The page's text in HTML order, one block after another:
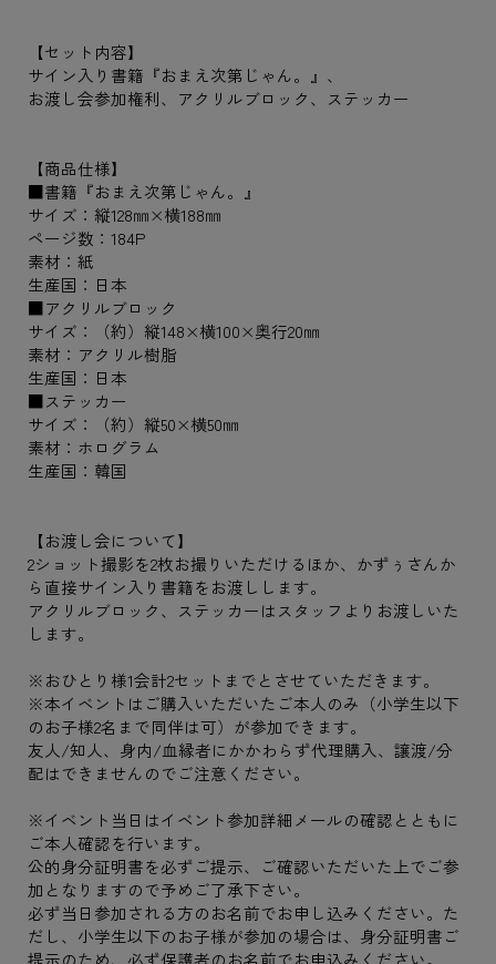
【セット内容】
サイン入り書籍『おまえ次第じゃん。』、
お渡し会参加権利、アクリルブロック、ステッカー
【商品仕様】
■書籍『おまえ次第じゃん。』
サイズ：縦128㎜×横188㎜
ページ数：184P
素材：紙
生産国：日本
■アクリルブロック
サイズ：（約）縦148×横100×奥行20㎜
素材：アクリル樹脂
生産国：日本
■ステッカー
サイズ：（約）縦50×横50㎜
素材：ホログラム
生産国：韓国
【お渡し会について】
2ショット撮影を2枚お撮りいただけるほか、かずぅさんか
ら直接サイン入り書籍をお渡しします。
アクリルブロック、ステッカーはスタッフよりお渡しいた
します。
※おひとり様1会計2セットまでとさせていただきます。
※本イベントはご購入いただいたご本人のみ（小学生以下
のお子様2名まで同伴は可）が参加できます。
友人/知人、身内/血縁者にかかわらず代理購入、譲渡/分
配はできませんのでご注意ください。
※イベント当日はイベント参加詳細メールの確認とともに
ご本人確認を行います。
公的身分証明書を必ずご提示、ご確認いただいた上でご参
加となりますので予めご了承下さい。
必ず当日参加される方のお名前でお申し込みください。た
だし、小学生以下のお子様が参加の場合は、身分証明書ご